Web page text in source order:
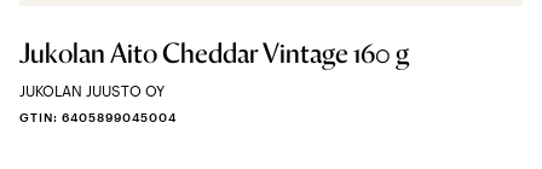
Jukolan Aito Cheddar Vintage 160 g
JUKOLAN JUUSTO OY
GTIN: 6405899045004